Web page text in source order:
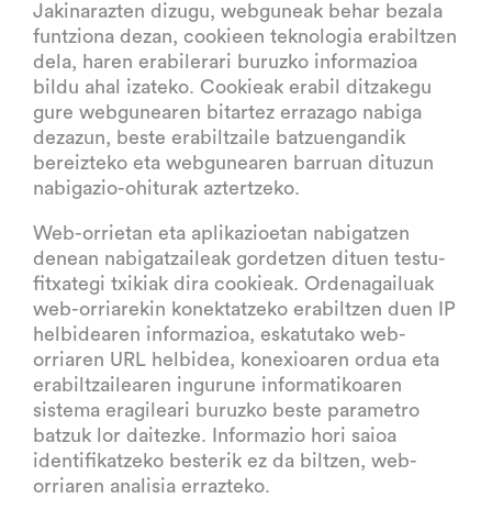
Jakinarazten dizugu, webguneak behar bezala
funtziona dezan, cookieen teknologia erabiltzen
dela, haren erabilerari buruzko informazioa
bildu ahal izateko. Cookieak erabil ditzakegu
gure webgunearen bitartez errazago nabiga
dezazun, beste erabiltzaile batzuengandik
bereizteko eta webgunearen barruan dituzun
nabigazio-ohiturak aztertzeko.
Web-orrietan eta aplikazioetan nabigatzen
denean nabigatzaileak gordetzen dituen testu-
fitxategi txikiak dira cookieak. Ordenagailuak
web-orriarekin konektatzeko erabiltzen duen IP
helbidearen informazioa, eskatutako web-
orriaren URL helbidea, konexioaren ordua eta
erabiltzailearen ingurune informatikoaren
sistema eragileari buruzko beste parametro
batzuk lor daitezke. Informazio hori saioa
identifikatzeko besterik ez da biltzen, web-
orriaren analisia errazteko.